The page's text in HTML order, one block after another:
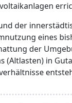
der
eines
der
(Altlasten) in